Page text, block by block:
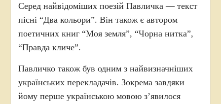
Серед найвідоміших поезій Павличка — текст
пісні “Два кольори”. Він також є автором
поетичних книг “Моя земля”, “Чорна нитка”,
“Правда кличе”.
Павличко також був одним з найвизначніших
українських перекладачів. Зокрема завдяки
йому перше українською мовою з’явилося